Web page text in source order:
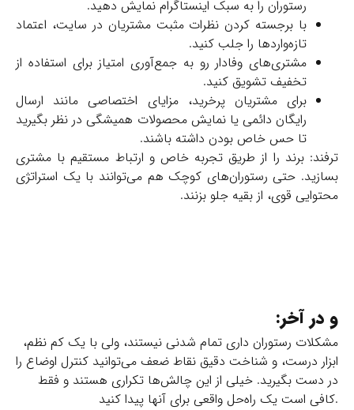
رستوران را به سبک اینستاگرام نمایش دهید.
با برجسته کردن نظرات مثبت مشتریان در سایت، اعتماد
تازه‌واردها را جلب کنید.
مشتری‌های وفادار رو به جمع‌آوری امتیاز برای استفاده از
تخفیف تشویق کنید.
برای مشتریان پرخرید، مزایای اختصاصی مانند ارسال
رایگان دائمی یا نمایش محصولات همیشگی در نظر بگیرید
تا حس خاص بودن داشته باشند.
ترفند:برند را از طریق تجربه خاص و ارتباط مستقیم با مشتری
بسازید. حتی رستوران‌های کوچک هم می‌توانند با یک استراتژی
محتوایی قوی، از بقیه جلو بزنند.
و در آخر:
مشکلات رستوران‌ داری تمام شدنی نیستند، ولی با یک کم نظم،
ابزار درست، و شناخت دقیق نقاط ضعف می‌توانید کنترل اوضاع را
در دست بگیرید. خیلی از این چالش‌ها تکراری‌ هستند و فقط
کافی است یک راه‌حل واقعی برای آنها پیدا کنید.